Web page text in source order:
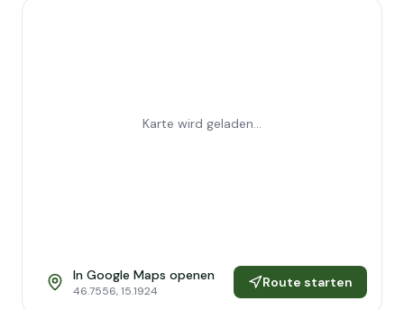
Karte wird geladen...
In Google Maps openen
46.7556,15.1924
Route starten